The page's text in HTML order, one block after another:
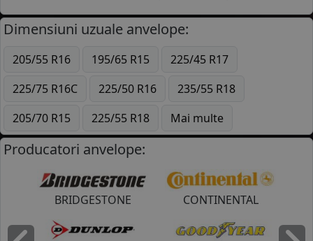
Dimensiuni uzuale anvelope:
205/55 R16 195/65 R15
225/45 R17
225/75 R16C
225/50 R16
235/55 R18
205/70 R15
225/55 R18 Mai multe
Producatori anvelope:
BRIDGESTONE CONTINENTAL